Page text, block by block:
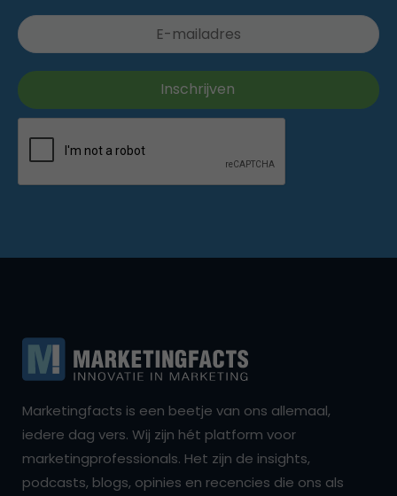
Marketingfacts is een beetje van ons allemaal,
iedere dag vers. Wij zijn hét platform voor
marketingprofessionals. Het zijn de insights,
podcasts, blogs, opinies en recencies die ons als